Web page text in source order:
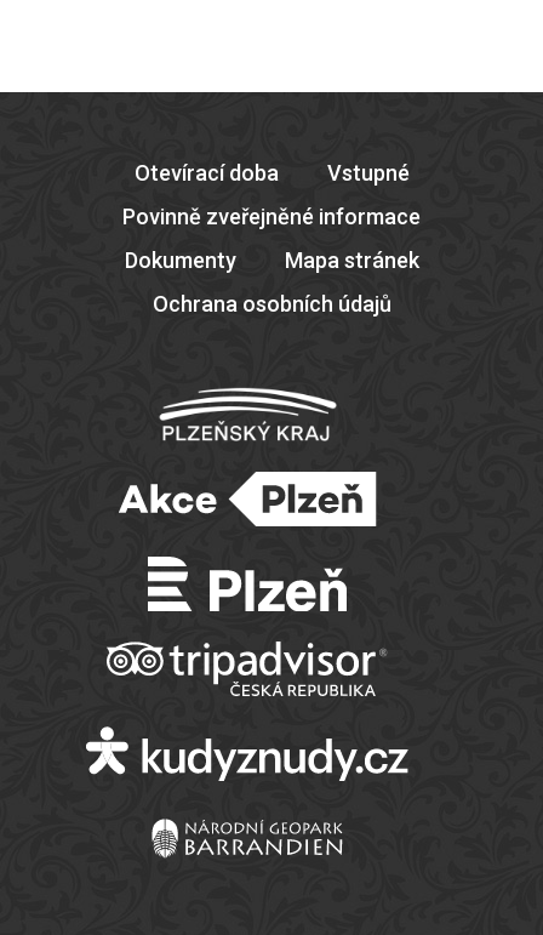
Otevírací doba
Vstupné
Povinně zveřejněné informace
Dokumenty
Mapa stránek
Ochrana osobních údajů